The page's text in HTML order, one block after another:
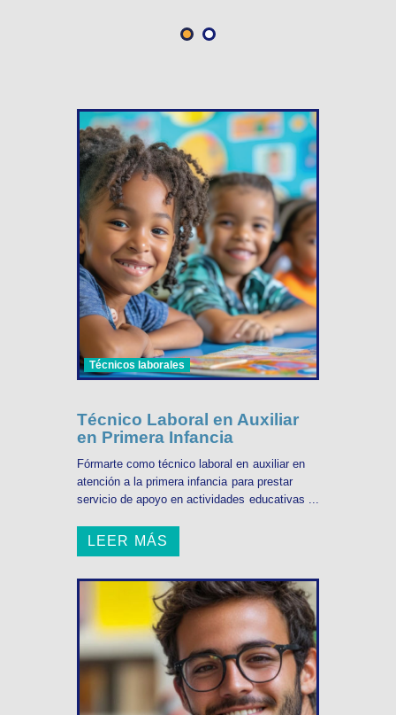
Técnicos laborales
Técnico Laboral en Auxiliar
en Primera Infancia
Fórmarte como técnico laboral en auxiliar en
atención a la primera infancia para prestar
servicio de apoyo en actividades educativas ...
LEER MÁS